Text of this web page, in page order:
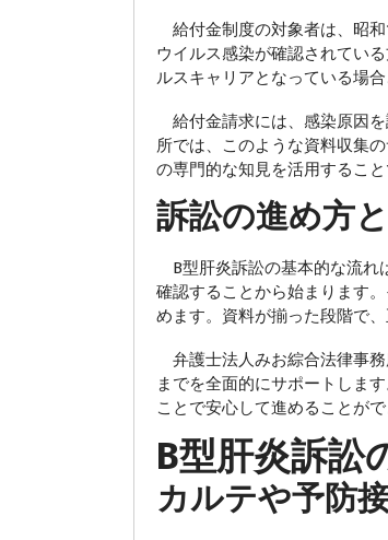
給付金制度の対象者は、昭和
ウイルス感染が確認されてい
ルスキャリアとなっている場
給付金請求には、感染原因
所では、このような資料収集
の専門的な知見を活用するこ
訴訟の進め方
B型肝炎訴訟の基本的な流れ
確認することから始まります
めます。資料が揃った段階で
弁護士法人みお綜合法律事
までを全面的にサポートしま
ことで安心して進めることがで
B型肝炎訴訟
カルテや予防